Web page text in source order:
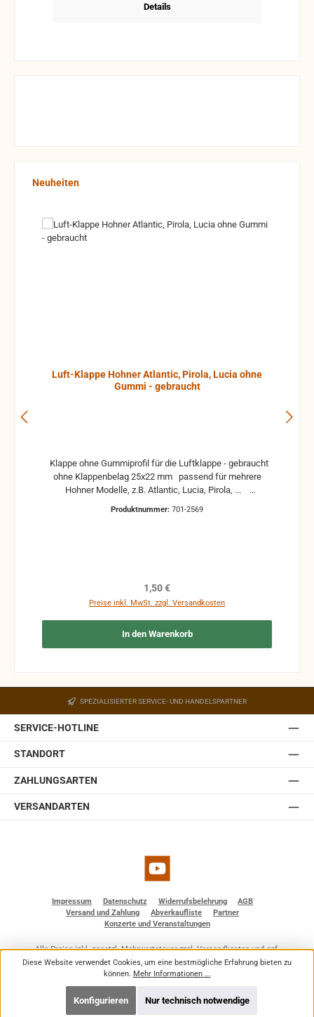
Details
Produktgalerie überspringen
Neuheiten
Luft-Klappe Hohner Atlantic, Pirola, Lucia ohne
Gummi - gebraucht
ohne Klappenbelag 25x22 mm passend für mehrere
Hohner Modelle, z.B. Atlantic, Lucia, Pirola, ...
Funktion nicht mehr gewährleistet werden und die
Produktnummer: 701-2569
Regulärer Preis:
1,50 €
Preise inkl. MwSt. zzgl. Versandkosten
In den Warenkorb
SPEZIALISIERTER SERVICE- UND HANDELSPARTNER
SERVICE-HOTLINE
STANDORT
ZAHLUNGSARTEN
VERSANDARTEN
YouTube
Impressum Datenschutz Widerrufsbelehrung
AGB
Versand und Zahlung
Abverkaufliste
Partner
Konzerte und Veranstaltungen
Alle Preise inkl. gesetzl. Mehrwertsteuer zzgl.Versandkostenund ggf.
Nachnahmegebühren, wenn nicht anders angegeben.
© 2026 BF - Dienstleistungen - Alle Rechte vorbehalten. Theme by
Diese Website verwendet Cookies, um eine bestmögliche Erfahrung bieten zu
können. Mehr Informationen ...
Nur technisch notwendige
Konfigurieren